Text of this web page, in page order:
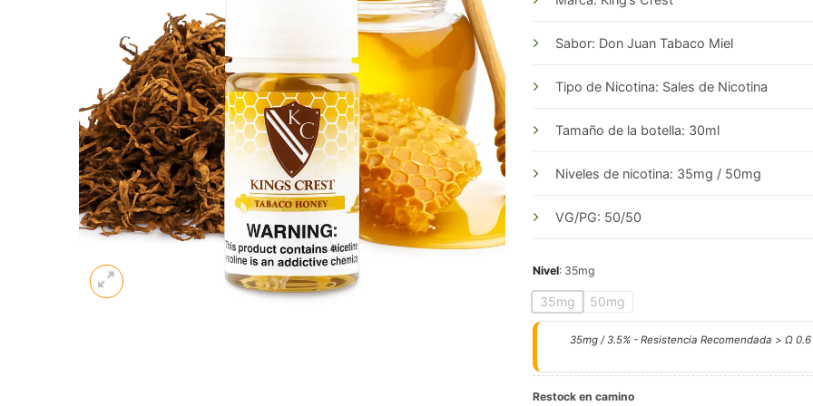
Sabor: Don Juan Tabaco Miel
Tipo de Nicotina: Sales de Nicotina
Tamaño de la botella: 30ml
Niveles de nicotina: 35mg / 50mg
VG/PG: 50/50
Nivel: 35mg
35mg 50mg
35mg / 3.5% - Resistencia Recomendada > Ω 0.6
Restock en camino